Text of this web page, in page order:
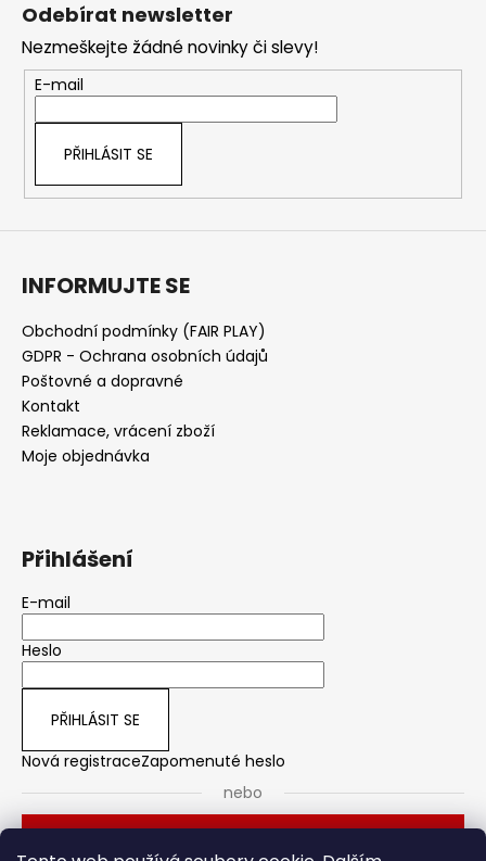
Odebírat newsletter
Nezmeškejte žádné novinky či slevy!
E-mail
PŘIHLÁSIT SE
INFORMUJTE SE
Obchodní podmínky (FAIR PLAY)
GDPR - Ochrana osobních údajů
Poštovné a dopravné
Kontakt
Reklamace, vrácení zboží
Moje objednávka
Přihlášení
E-mail
Heslo
PŘIHLÁSIT SE
Nová registraceZapomenuté heslo
nebo